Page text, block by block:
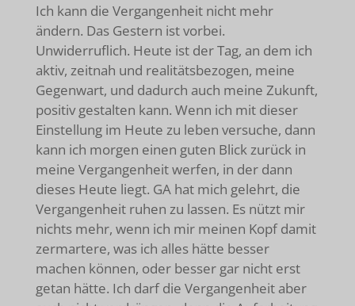
Ich kann die Vergangenheit nicht mehr
ändern. Das Gestern ist vorbei.
Unwiderruflich. Heute ist der Tag, an dem ich
aktiv, zeitnah und realitätsbezogen, meine
Gegenwart, und dadurch auch meine Zukunft,
positiv gestalten kann. Wenn ich mit dieser
Einstellung im Heute zu leben versuche, dann
kann ich morgen einen guten Blick zurück in
meine Vergangenheit werfen, in der dann
dieses Heute liegt. GA hat mich gelehrt, die
Vergangenheit ruhen zu lassen. Es nützt mir
nichts mehr, wenn ich mir meinen Kopf damit
zermartere, was ich alles hätte besser
machen können, oder besser gar nicht erst
getan hätte. Ich darf die Vergangenheit aber